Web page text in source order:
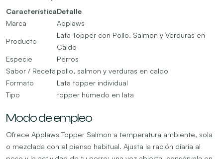
CaracterísticaDetalle
Marca
Applaws
Producto
Lata Topper con Pollo, Salmon y Verduras en
Caldo
Especie
Perros
Sabor / Receta pollo, salmon y verduras en caldo
Formato
Lata topper individual
Tipo
topper húmedo en lata
Modo de empleo
Ofrece Applaws Topper Salmon a temperatura ambiente, sola
o mezclada con el pienso habitual. Ajusta la ración diaria al